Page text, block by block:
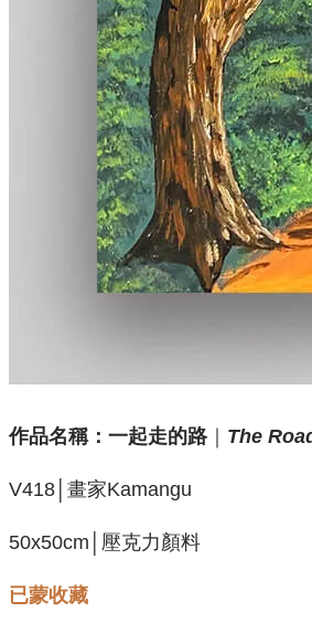
作品名稱： 一起走的路｜ The
V418│畫家Kamangu
50x50cm│壓克力顏料
已蒙收藏